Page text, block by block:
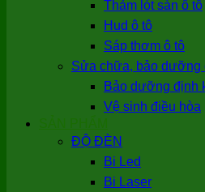
Thảm lót sàn ô tô
Hud ô tô
Sáp thơm ô tô
Sửa chữa, bảo dưỡng
Bảo dưỡng định
Vệ sinh điều hòa
ĐỘ ĐÈN
Bi Led
Bi Laser